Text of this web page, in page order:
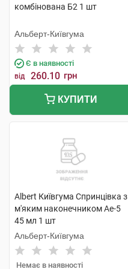
комбінована Б2 1 шт
Альберт-Київгума
Є в наявності
від 260.10 грн
КУПИТИ
Albert Київгума Спринцівка з
м'яким наконечником Ае-5
45 мл 1 шт
Альберт-Київгума
Немає в наявності